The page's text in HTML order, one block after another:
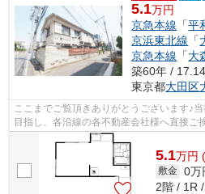
5.1万円
京急本線 「平
京浜東北線 「
京急本線 「大
築60年 /
東京都大田区
ここまでご覧頂きありがとうございます♪
目指し、各沿線の各不動産会社様へ直接ご
様へ提供しております！最新の情報は...
5.1万円
敷金 0万
2階 / 1R